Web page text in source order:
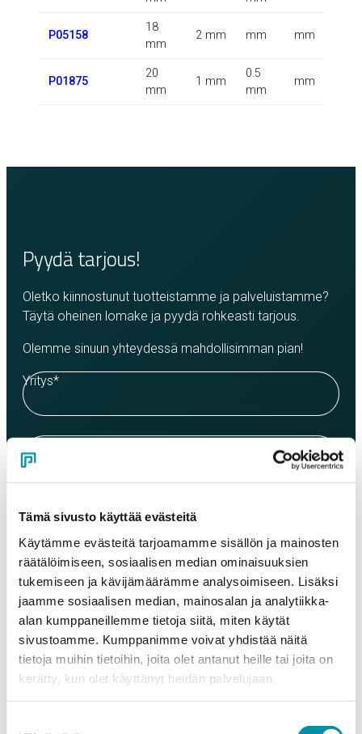
Tämä sivusto käyttää evästeitä
Käytämme evästeitä tarjoamamme sisällön ja mainosten
räätälöimiseen, sosiaalisen median ominaisuuksien
tukemiseen ja kävijämäärämme analysoimiseen. Lisäksi
jaamme sosiaalisen median, mainosalan ja analytiikka-
alan kumppaneillemme tietoja siitä, miten käytät
sivustoamme. Kumppanimme voivat yhdistää näitä
tietoja muihin tietoihin, joita olet antanut heille tai joita on
kerätty, kun olet käyttänyt heidän palvelujaan.
P05158
18
mm
2 mm mm mm
P01875
20
mm
1 mm
0.5
mm
mm
Pyydä tarjous!
Oletko kiinnostunut tuotteistamme ja palveluistamme?
Täytä oheinen lomake ja pyydä rohkeasti tarjous.
Olemme sinuun yhteydessä mahdollisimman pian!
Yritys*
Puhelinnumero
Tuotteet
Valitse tuote ja syötä tilauksen määrä metreinä. Huomioithan, että
valittu laatu määrittää tilauksen minimipainon.
Tuote*